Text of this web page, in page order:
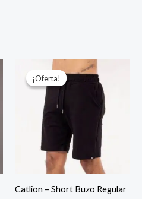
¡Oferta!
¡Oferta!
Catlion – Short Buzo Regular
El
precio
original
era:
S/ 89.00.
precio
actual
S/ 59.90.